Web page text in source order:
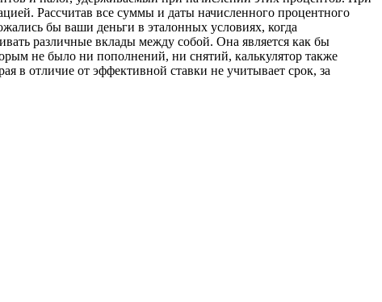
Рассчитав все суммы и даты начисленного процентного
бы ваши деньги в эталонных условиях, когда
различные вклады между собой. Она является как бы
не было ни пополнений, ни снятий, калькулятор также
в отличие от эффективной ставки не учитывает срок, за